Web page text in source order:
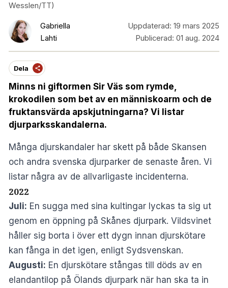
Wesslen/TT)
Gabriella
Lahti
Uppdaterad: 19 mars 2025
Publicerad: 01 aug. 2024
Dela
Minns ni giftormen Sir Väs som rymde,
krokodilen som bet av en människoarm och de
fruktansvärda apskjutningarna? Vi listar
djurparksskandalerna.
Många djurskandaler har skett på både Skansen
och andra svenska djurparker de senaste åren. Vi
listar några av de allvarligaste incidenterna.
2022
Juli: En sugga med sina kultingar lyckas ta sig ut
genom en öppning på Skånes djurpark. Vildsvinet
håller sig borta i över ett dygn innan djurskötare
kan fånga in det igen, enligt Sydsvenskan.
Augusti: En djurskötare stångas till döds av en
elandantilop på Ölands djurpark när han ska ta in